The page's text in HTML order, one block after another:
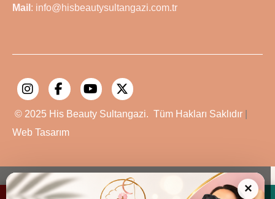
Mail : info@hisbeautysultangazi.com.tr
© 2025 His Beauty Sultangazi. Tüm Hakları Saklıdır
Web Tasarım
×